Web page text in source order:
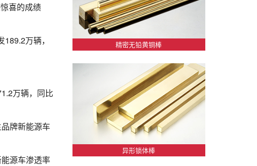
喜的成绩
万辆，
万辆，同比
牌新能源车
源车渗透率
精密无铅黄铜棒
异形锁体棒